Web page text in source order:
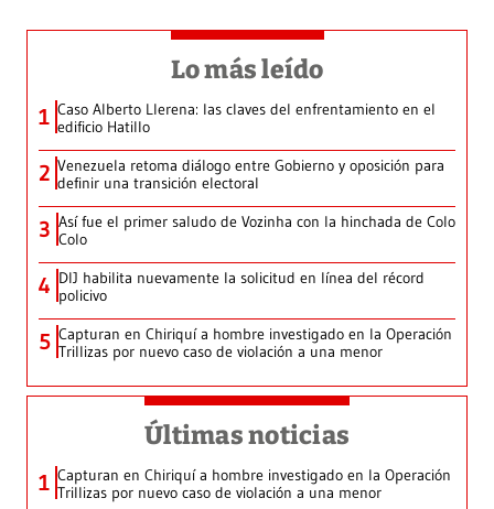
Lo más leído
1 Caso Alberto Llerena: las claves del enfrentamiento en el
edificio Hatillo
2 Venezuela retoma diálogo entre Gobierno y oposición para
definir una transición electoral
3 Así fue el primer saludo de Vozinha con la hinchada de Colo
Colo
4 DIJ habilita nuevamente la solicitud en línea del récord
policivo
5 Capturan en Chiriquí a hombre investigado en la Operación
Trillizas por nuevo caso de violación a una menor
Últimas noticias
1 Capturan en Chiriquí a hombre investigado en la Operación
Trillizas por nuevo caso de violación a una menor